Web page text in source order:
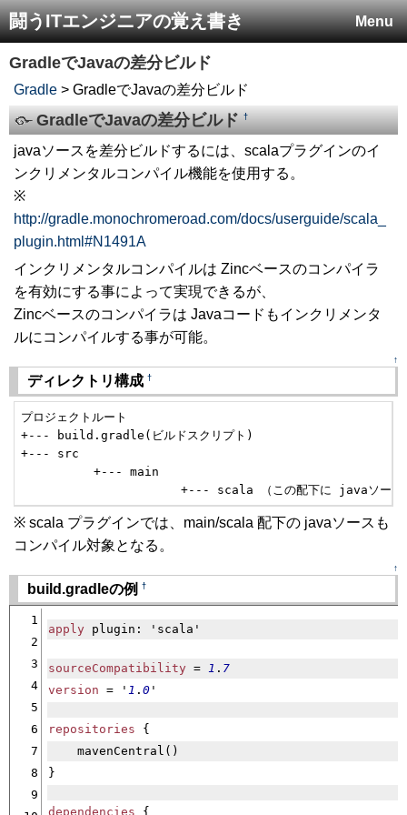
Menu
闘うITエンジニアの覚え書き
GradleでJavaの差分ビルド
Gradle > GradleでJavaの差分ビルド
GradleでJavaの差分ビルド†
javaソースを差分ビルドするには、scalaプラグインのイ
ンクリメンタルコンパイル機能を使用する。
※
http://gradle.monochromeroad.com/docs/userguide/scala_
plugin.html#N1491A
インクリメンタルコンパイルは Zincベースのコンパイラ
を有効にする事によって実現できるが、
Zincベースのコンパイラは Javaコードもインクリメンタ
ルにコンパイルする事が可能。
↑
ディレクトリ構成 †
プロジェクトルート
+--- build.gradle(ビルドスクリプト)
+--- src
          +--- main
+--- scala （この配下に javaソース
※ scala プラグインでは、main/scala 配下の javaソースも
コンパイル対象となる。
↑
build.gradleの例 †
1
2
3
4
5
6
7
8
9
apply plugin: 'scala'
sourceCompatibility = 1 . 7
version = ' 1 . 0 '
repositories {
    mavenCentral()
}
dependencies {